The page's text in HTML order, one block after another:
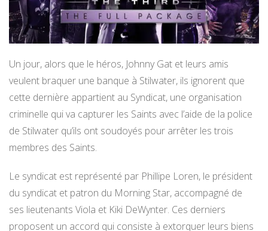
Un jour, alors que le héros, Johnny Gat et leurs amis
veulent braquer une banque à Stilwater, ils ignorent que
cette dernière appartient au Syndicat, une organisation
criminelle qui va capturer les Saints avec l’aide de la police
de Stilwater qu’ils ont soudoyés pour arrêter les trois
membres des Saints.
Le syndicat est représenté par Phillipe Loren, le président
du syndicat et patron du Morning Star, accompagné de
ses lieutenants Viola et Kiki DeWynter. Ces derniers
proposent un accord qui consiste à extorquer leurs biens